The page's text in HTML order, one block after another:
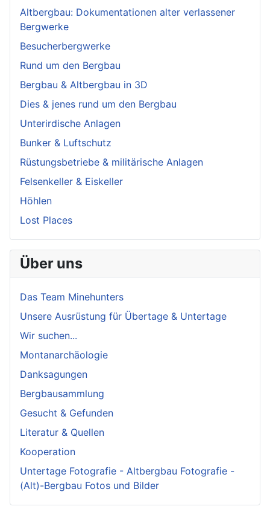
Altbergbau: Dokumentationen alter verlassener
Bergwerke
Besucherbergwerke
Rund um den Bergbau
Bergbau & Altbergbau in 3D
Dies & jenes rund um den Bergbau
Unterirdische Anlagen
Bunker & Luftschutz
Rüstungsbetriebe & militärische Anlagen
Felsenkeller & Eiskeller
Höhlen
Lost Places
Über uns
Das Team Minehunters
Unsere Ausrüstung für Übertage & Untertage
Wir suchen...
Montanarchäologie
Danksagungen
Bergbausammlung
Gesucht & Gefunden
Literatur & Quellen
Kooperation
Untertage Fotografie - Altbergbau Fotografie -
(Alt)-Bergbau Fotos und Bilder